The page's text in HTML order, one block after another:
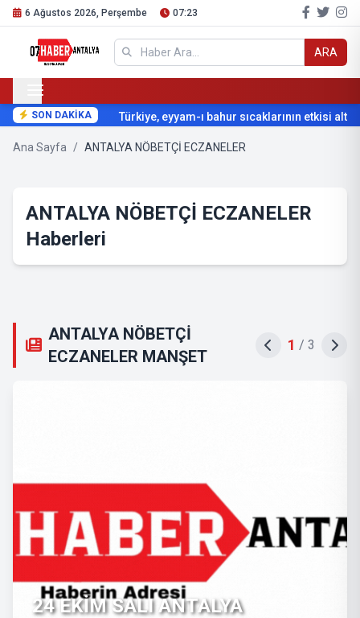
6 Ağustos 2026, Perşembe 07:23
ARA
SON DAKİKA Türkiye, eyyam-ı bahur sıcaklarının etkisi
Ana Sayfa / ANTALYA NÖBETÇİ ECZANELER
ANTALYA NÖBETÇİ ECZANELER
Haberleri
ANTALYA NÖBETÇİ
ECZANELER MANŞET
1 / 3
24 EKİM SALI ANTALYA